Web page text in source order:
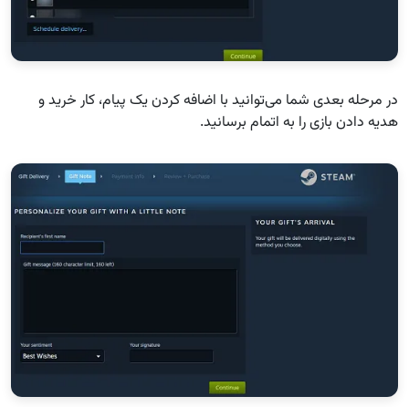
در مرحله بعدی شما می‌توانید با اضافه کردن یک پیام، کار خرید و
هدیه دادن بازی را به اتمام برسانید.